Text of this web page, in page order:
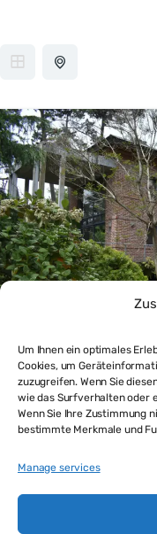
Um Ihnen ein optimales
Cookies, um
zuzugreifen. Wenn Sie
wie das Surfverhalten oder
Wenn Sie Ihre Zustimmung
bestimmte Merkmale und
Manage services
Elegantes Luxushaus
Schlafzimmer
$995,000